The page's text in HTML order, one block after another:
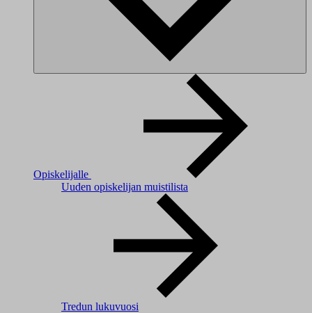
Opiskelijalle
Uuden opiskelijan muistilista
Tredun lukuvuosi